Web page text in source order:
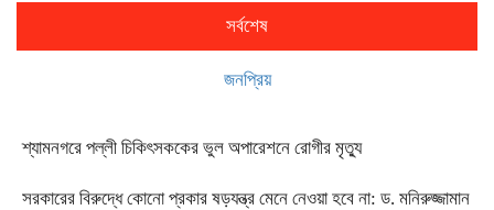
সর্বশেষ
জনপ্রিয়
শ্যামনগরে পল্লী চিকিৎসককের ভুল অপারেশনে রোগীর মৃত্যু
সরকারের বিরুদ্ধে কোনো প্রকার ষড়যন্ত্র মেনে নেওয়া হবে না: ড. মনিরুজ্জামান